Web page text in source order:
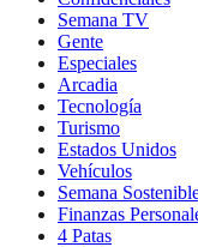
Semana TV
Gente
Especiales
Arcadia
Tecnología
Turismo
Estados Unidos
Vehículos
Semana
Finanzas
4 Patas